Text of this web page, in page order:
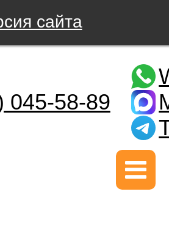
сайта
045-58-89